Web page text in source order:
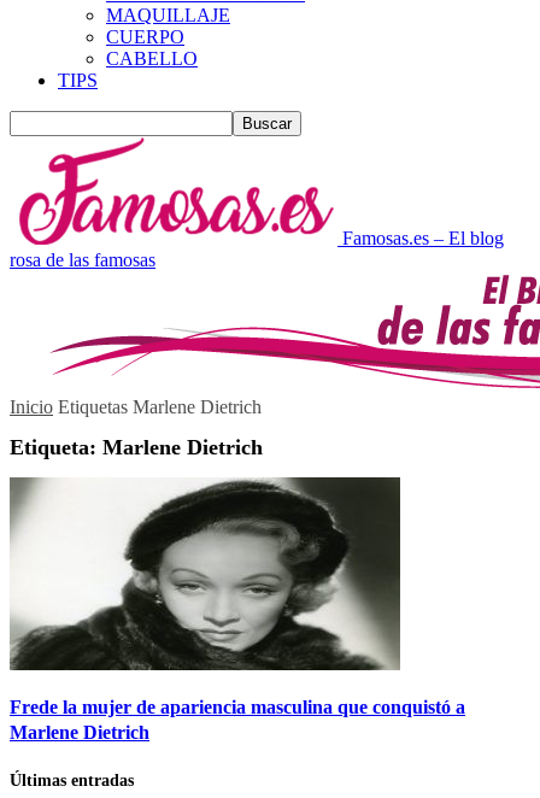
MAQUILLAJE
CUERPO
CABELLO
TIPS
Famosas.es – El blog
rosa de las famosas
Inicio Etiquetas Marlene Dietrich
Etiqueta: Marlene Dietrich
Frede la mujer de apariencia masculina que conquistó a
Marlene Dietrich
Últimas entradas